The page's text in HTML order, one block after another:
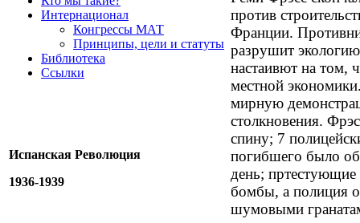
Интернационал
Конгрессы МАТ
Принципы, цели и статуты
Библиотека
Ссылки
Испанская Революция
1936-1939
против
Франции.
разрушит
настаивют на том,
местной
мирную
столкновения.
спину; 7
погибшего было
день; пртестующие
бомбы, а полиция
шумовыми